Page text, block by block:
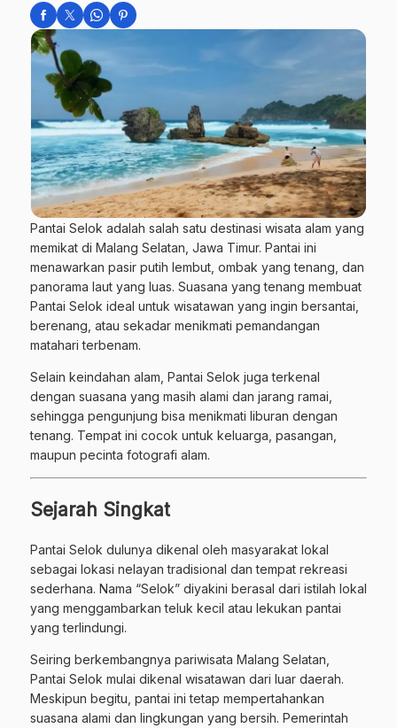
Pantai Selok adalah salah satu destinasi wisata alam yang
memikat di Malang Selatan, Jawa Timur. Pantai ini
menawarkan pasir putih lembut, ombak yang tenang, dan
panorama laut yang luas. Suasana yang tenang membuat
Pantai Selok ideal untuk wisatawan yang ingin bersantai,
berenang, atau sekadar menikmati pemandangan
matahari terbenam.
Selain keindahan alam, Pantai Selok juga terkenal
dengan suasana yang masih alami dan jarang ramai,
sehingga pengunjung bisa menikmati liburan dengan
tenang. Tempat ini cocok untuk keluarga, pasangan,
maupun pecinta fotografi alam.
Sejarah Singkat
Pantai Selok dulunya dikenal oleh masyarakat lokal
sebagai lokasi nelayan tradisional dan tempat rekreasi
sederhana. Nama “Selok” diyakini berasal dari istilah lokal
yang menggambarkan teluk kecil atau lekukan pantai
yang terlindungi.
Seiring berkembangnya pariwisata Malang Selatan,
Pantai Selok mulai dikenal wisatawan dari luar daerah.
Meskipun begitu, pantai ini tetap mempertahankan
suasana alami dan lingkungan yang bersih. Pemerintah